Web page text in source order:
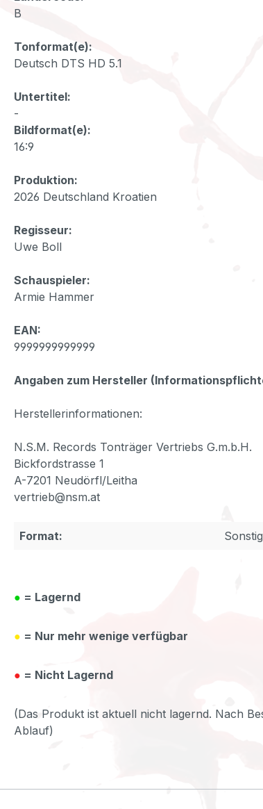
B
Tonformat(e):
Deutsch DTS HD 5.1
Untertitel:
-
Bildformat(e):
16:9
Produktion:
2026 Deutschland Kroatien
Regisseur:
Uwe Boll
Schauspieler:
Armie Hammer
EAN:
9999999999999
Angaben zum Hersteller
Herstellerinformationen:
N.S.M. Records Tonträger Vertriebs G.m.b.H.
Bickfordstrasse 1
A-7201 Neudörfl/Leitha
vertrieb@nsm.at
Format:
● = Lagernd
● = Nur mehr wenige verfügbar
● = Nicht Lagernd
(Das Produkt ist aktuell nicht lagernd. Nach
Ablauf)